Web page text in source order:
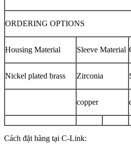
ORDERING OPTIONS
Housing Material Sleeve Material
Nickel plated brass Zirconia
copper
Cách đặt hàng tại C-Link: